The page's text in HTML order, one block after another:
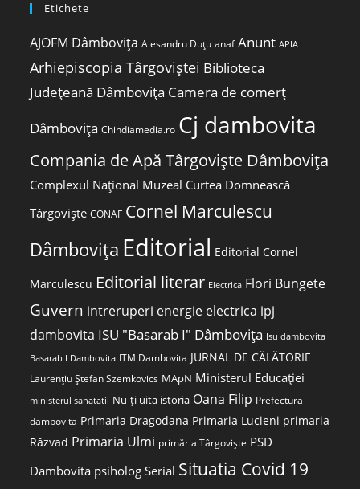
Etichete
AJOFM Dâmbovița Alesandru Duțu anaf Anunt APIA
Arhiepiscopia Târgoviștei Biblioteca
Județeană Dâmbovița Camera de comerț
Dâmbovița Chindiamedia.ro Cj dambovita
Compania de Apă Târgoviște Dâmbovița
Complexul Național Muzeal Curtea Domnească
Târgoviște CONAF Cornel Marculescu
Dâmbovița Editorial Editorial Cornel
Marculescu Editorial literar Electrica Flori Bungete
Guvern intreruperi energie electrica ipj
dambovita ISU "Basarab I" Dâmbovița Isu dambovita
Basarab I Dambovita ITM Dambovita JURNAL DE CĂLĂTORIE
Laurențiu Ștefan Szemkovics MApN Ministerul Educației
ministerul sanatatii Nu-ți uita istoria Oana Filip Prefectura
dambovita Primaria Dragodana Primaria Lucieni primaria
Răzvad Primaria Ulmi primăria Târgoviște PSD
Dambovita psiholog Serial Situatia Covid 19